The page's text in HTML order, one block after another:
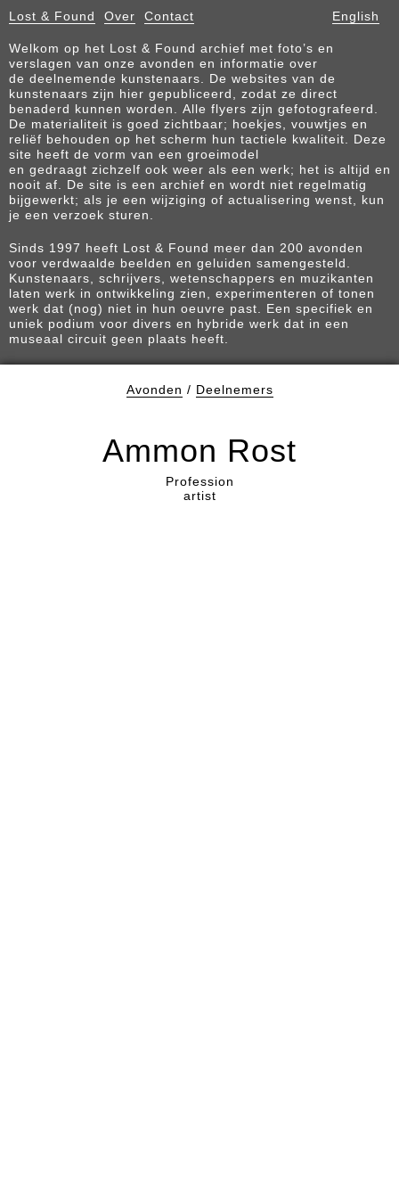
Lost & Found Over Contact English
Welkom op het Lost & Found archief met foto’s en
verslagen van onze avonden en informatie over
de deelnemende kunstenaars. De websites van de
kunstenaars zijn hier gepubliceerd, zodat ze direct
benaderd kunnen worden. Alle flyers zijn gefotografeerd.
De materialiteit is goed zichtbaar; hoekjes, vouwtjes en
reliëf behouden op het scherm hun tactiele kwaliteit. Deze
site heeft de vorm van een groeimodel
en gedraagt zichzelf ook weer als een werk; het is altijd en
nooit af. De site is een archief en wordt niet regelmatig
bijgewerkt; als je een wijziging of actualisering wenst, kun
je een verzoek sturen.
Sinds 1997 heeft Lost & Found meer dan 200 avonden
voor verdwaalde beelden en geluiden samengesteld.
Kunstenaars, schrijvers, wetenschappers en muzikanten
laten werk in ontwikkeling zien, experimenteren of tonen
werk dat (nog) niet in hun oeuvre past. Een specifiek en
uniek podium voor divers en hybride werk dat in een
museaal circuit geen plaats heeft.
Avonden / Deelnemers
Ammon Rost
Profession
artist